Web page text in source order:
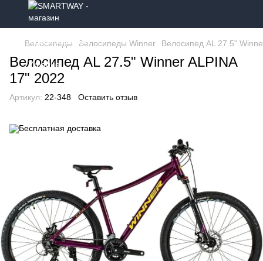
Велосипеды Велосипеды Winner Велосипед AL 27.5"
Велосипед AL 27.5" Winner ALPINA
17" 2022
Артикул: 22-348 Оставить отзыв